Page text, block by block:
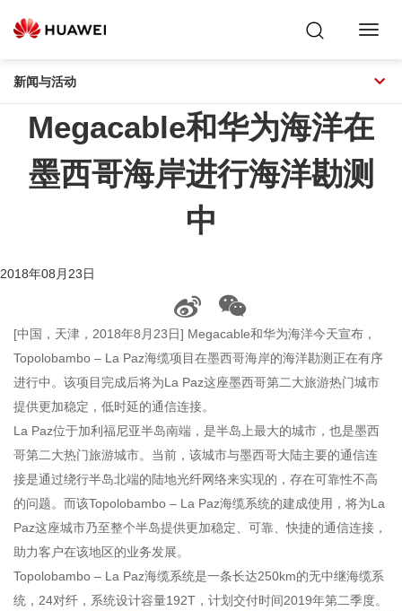
新闻与活动
Megacable和华为海洋在
墨西哥海岸进行海洋勘测
中
2018年08月23日
[中国，天津，2018年8月23日] Megacable和华为海洋今天宣布，
Topolobambo – La Paz海缆项目在墨西哥海岸的海洋勘测正在有序
进行中。该项目完成后将为La Paz这座墨西哥第二大旅游热门城市
提供更加稳定，低时延的通信连接。
La Paz位于加利福尼亚半岛南端，是半岛上最大的城市，也是墨西
哥第二大热门旅游城市。当前，该城市与墨西哥大陆主要的通信连
接是通过绕行半岛北端的陆地光纤网络来实现的，存在可靠性不高
的问题。而该Topolobambo – La Paz海缆系统的建成使用，将为La
Paz这座城市乃至整个半岛提供更加稳定、可靠、快捷的通信连接，
助力客户在该地区的业务发展。
Topolobambo – La Paz海缆系统是一条长达250km的无中继海缆系
统，24对纤，系统设计容量192T，计划交付时间2019年第二季度。